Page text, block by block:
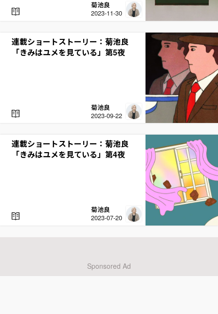
菊池良
2023-11-30
R
E
連載ショートストーリー：菊池良
「きみはユメを見ている」第5夜
菊池良
2023-09-22
R
E
連載ショートストーリー：菊池良
「きみはユメを見ている」第4夜
菊池良
2023-07-20
R
E